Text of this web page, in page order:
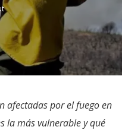
afectadas por el fuego en
la más vulnerable y qué